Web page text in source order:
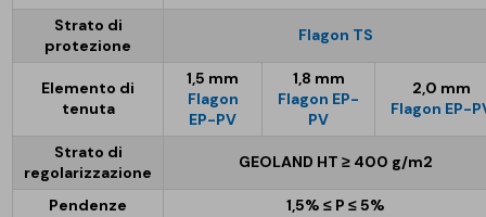
Strato di
protezione
Flagon TS
Elemento di
tenuta
1,5 mm
Flagon
EP-PV
1,8 mm
Flagon EP-
PV
2,0 mm
Flagon EP-
Strato di
regolarizzazione
GEOLAND HT ≥ 400 g/m2
Pendenze 1,5% ≤ P ≤ 5%